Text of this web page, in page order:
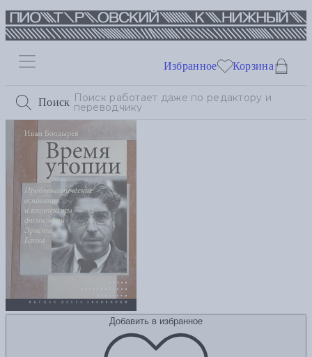
Поиск
Избранное Корзина
Добавить в избранное